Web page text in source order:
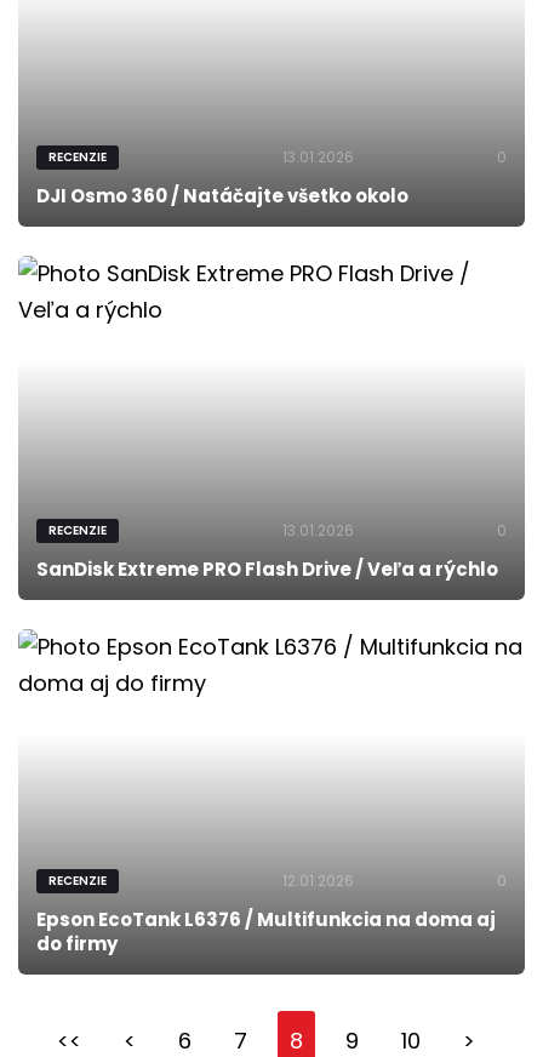
RECENZIE 13.01.2026 0
DJI Osmo 360 / Natáčajte všetko okolo
RECENZIE 13.01.2026 0
SanDisk Extreme PRO Flash Drive / Veľa a rýchlo
RECENZIE 12.01.2026 0
Epson EcoTank L6376 / Multifunkcia na doma aj
do firmy
<< < 6 7 8 9 10 >